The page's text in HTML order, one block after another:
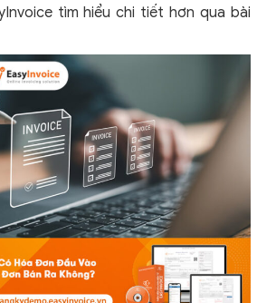
tìm hiểu chi tiết hơn qua bài